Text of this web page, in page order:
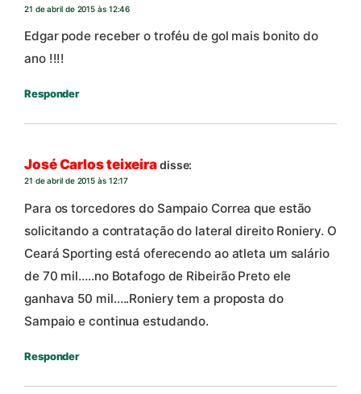
21 de abril de 2015 às 12:46
Edgar pode receber o troféu de gol mais bonito do
ano !!!!
Responder
José Carlos teixeiradisse:
21 de abril de 2015 às 12:17
Para os torcedores do Sampaio Correa que estão
solicitando a contratação do lateral direito Roniery. O
Ceará Sporting está oferecendo ao atleta um salário
de 70 mil…..no Botafogo de Ribeirão Preto ele
ganhava 50 mil…..Roniery tem a proposta do
Sampaio e continua estudando.
Responder